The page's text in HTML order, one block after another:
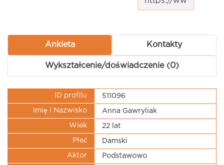
Ankieta Kontakty
Wykształcenie/doświadczenie (0)
ID profilu 511096
Imię i Nazwisko Anna Gawryliak
Wiek 22 lat
Płeć Damski
Aktor Podstawowo